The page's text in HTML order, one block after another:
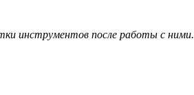
инструментов после работы с ними.